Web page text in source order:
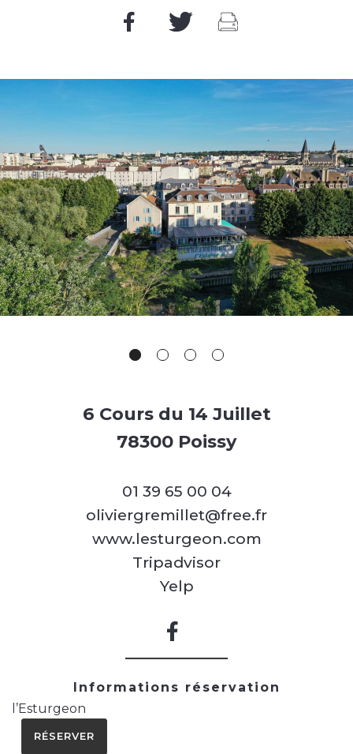
6 Cours du 14 Juillet
78300 Poissy
01 39 65 00 04
oliviergremillet@free.fr
www.lesturgeon.com
Tripadvisor
Yelp
Informations réservation
l’Esturgeon
RÉSERVER